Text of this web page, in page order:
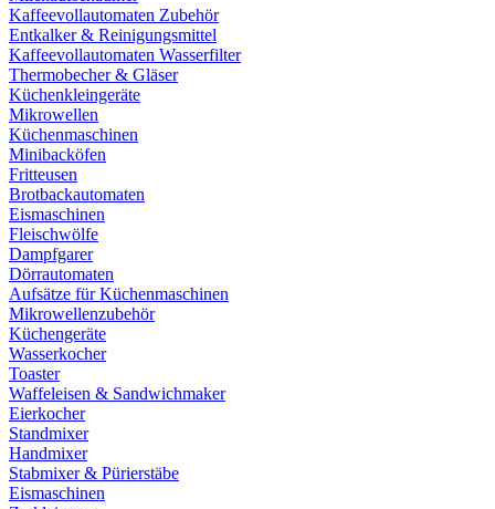
Kaffeevollautomaten Zubehör
Entkalker & Reinigungsmittel
Kaffeevollautomaten Wasserfilter
Thermobecher & Gläser
Küchenkleingeräte
Mikrowellen
Küchenmaschinen
Minibacköfen
Fritteusen
Brotbackautomaten
Eismaschinen
Fleischwölfe
Dampfgarer
Dörrautomaten
Aufsätze für Küchenmaschinen
Mikrowellenzubehör
Küchengeräte
Wasserkocher
Toaster
Waffeleisen & Sandwichmaker
Eierkocher
Standmixer
Handmixer
Stabmixer & Pürierstäbe
Eismaschinen